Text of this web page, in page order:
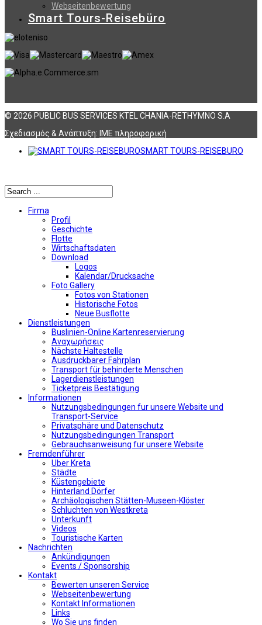
Webseitenbewertung
Smart Tours-Reisebüro
© 2026 PUBLIC BUS SERVICES KTEL CHANIA-RETHYMNO S.A
Σχεδιασμός & Ανάπτυξη: ΙΜΕ πληροφορική
SMART TOURS-REISEBURO
Firma
Profil
Geschichte
Flotte
Wirtschaftsdaten
Download
Logos
Kalendar/Drucksache
Foto Gallery
Fotos von Stationen
Historische Fotos
Neue Busflotte
Dienstleistungen
Buslinien-Online Kartenreservierung
Αναχωρήσεις
Nächste Haltestelle
Αusdruckbarer Fahrplan
Transport für behinderte Menschen
Lagerdienstleistungen
Ticketpreis Bestätigung
Informationen
Nutzungsbedingungen fur unsere Website und
Transport-Service
Privatsphäre und Datenschutz
Nutzungsbedingungen Transport
Gebrauchsanweisung fur unsere Website
Fremdenführer
Uber Kreta
Städte
Küstengebiete
Hinterland Dörfer
Archäologischen Stätten-Museen-Klöster
Schluchten von Westkreta
Unterkunft
Videos
Touristische Karten
Nachrichten
Ankündigungen
Events / Sponsorship
Kontakt
Bewerten unseren Service
Webseitenbewertung
Kontakt Informationen
Links
Wo Sie uns finden